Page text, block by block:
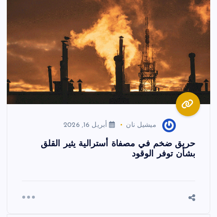
ميشيل نان أبريل 16, 2026
حريق ضخم في مصفاة أسترالية يثير القلق
بشأن توفر الوقود